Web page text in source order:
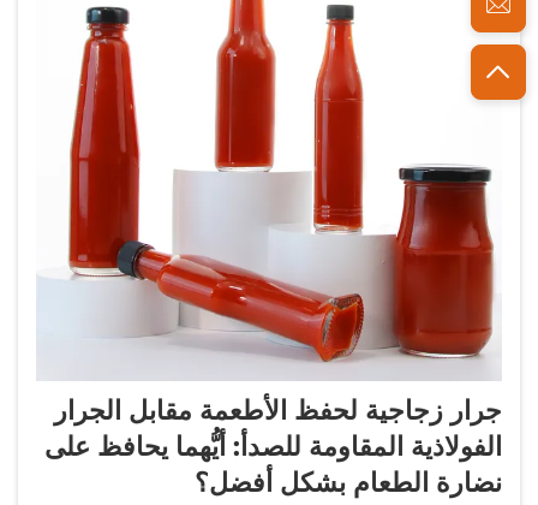
جرار زجاجية لحفظ الأطعمة مقابل الجرار
الفولاذية المقاومة للصدأ: أيُّهما يحافظ على
نضارة الطعام بشكل أفضل؟